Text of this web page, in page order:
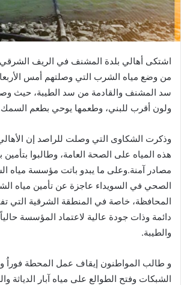
اشتكى أهالي بلدة المشنف في الريف الشرقي
من وضع مياه الشرب التي وصلتهم أمس
سد المشنف والقادمة من سد الطيبة، حيث
ولون أقرب للبني، وطعمها يوحي بطعم
وذكرت الشكاوى التي وصلت للراصد إن
هذه المياه على الصحة العامة، وطالبوا
مصادر آمنة.وعلى ما يبدو باتت مؤسسة مياه
الصحي في السويداء عاجزة عن تأمين مياه
المحافظة، خاصة في المنطقة الشرقية التي
دائمة وذات جودة عالية ﻻعتماد المؤسسة
والطيبة.
و طالب المواطنون إيقاف عمل المحطة فوراُ
الشبكات وفتح الطوالع على مياه آبار الدياثة